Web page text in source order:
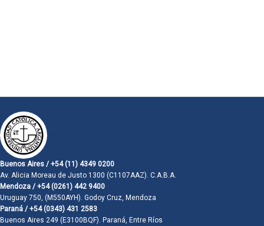
Buenos Aires / +54 (11) 4349 0200
Av. Alicia Moreau de Justo 1300 (C1107AAZ). C.A.B.A.
Mendoza / +54 (0261) 442 9400
Uruguay 750, (M550AYH). Godoy Cruz, Mendoza
Paraná / +54 (0343) 431 2583
Buenos Aires 249 (E3100BQF). Paraná, Entre Ríos